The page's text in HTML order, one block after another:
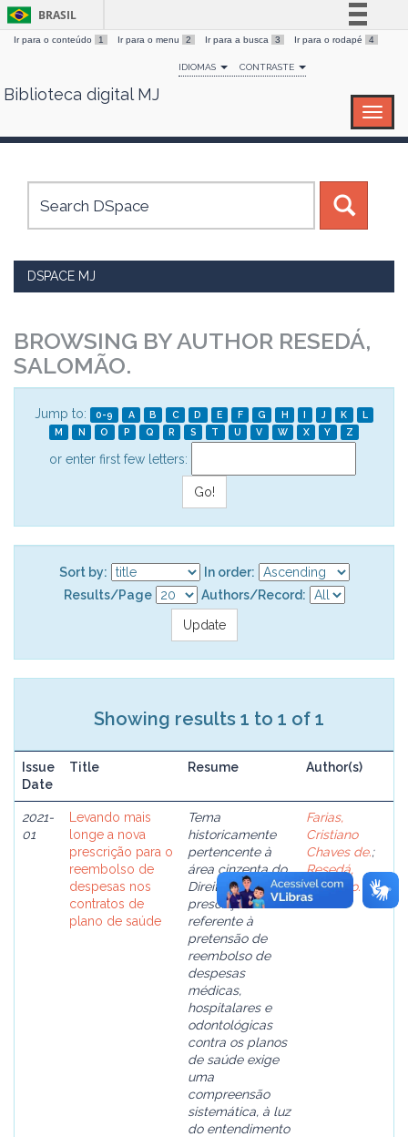
Skip
BRASIL
Simplifique!
Comunica BR
Canais
Ir para o conteúdo 1 Ir para o menu 2 Ir para a busca 3 Ir para o rodapé 4
IDIOMAS CONTRASTE
Biblioteca digital MJ
DSPACE MJ
BROWSING BY AUTHOR RESEDÁ,
SALOMÃO.
Jump to: 0-9 A B C D E F G H I J K
L
M
N O P Q R S T U V W X Y Z
or enter first few letters:
Sort by:
In order:
Results/Page
Authors/Record:
Showing results 1 to 1 of 1
Issue
Date
Title Resume Author(s)
2021-
01
Levando mais
longe a nova
prescrição para o
reembolso de
despesas nos
contratos de
plano de saúde
Tema
historicamente
pertencente à
área cinzenta do
Direito, a
prescrição
referente à
pretensão de
reembolso de
despesas
médicas,
hospitalares e
odontológicas
contra os planos
de saúde exige
uma
compreensão
sistemática, à luz
do entendimento
Farias,
Cristiano
Chaves de.;
Resedá,
Salomão.